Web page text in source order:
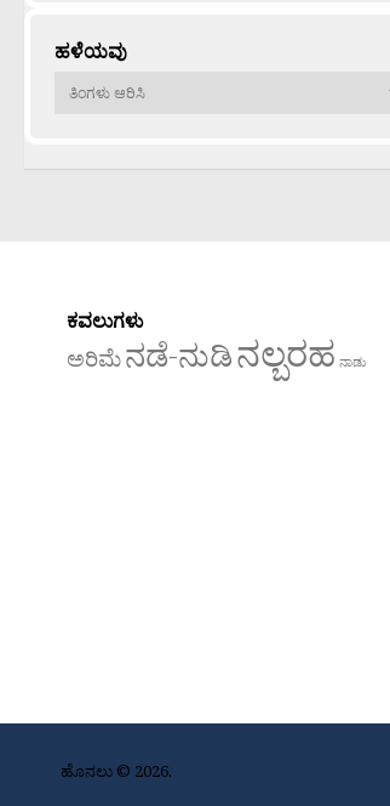
ಹಳೆಯವು
ಹಳೆಯವು
ಕವಲುಗಳು
ಅರಿಮೆನಡೆ-ನುಡಿನಲ್ಬರಹ ನಾಡು
ಹೊನಲು © 2026.